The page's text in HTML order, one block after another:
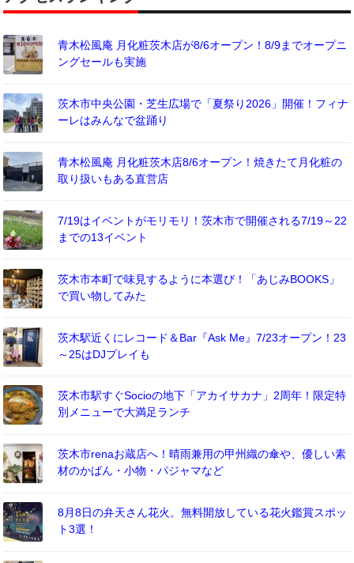
青木松風庵 月化粧茨木店が8/6オープン！8/9までオープニ
ングセールも実施
茨木市中央公園・芝生広場で「夏祭り2026」開催！フィナ
ーレはみんなで盆踊り
青木松風庵 月化粧茨木店8/6オープン！焼きたて月化粧の
取り扱いもある直営店
7/19はイベントがモリモリ！茨木市で開催される7/19～22
までの13イベント
茨木市本町で味見するように本選び！「あじみBOOKS」
で買い物してみた
茨木駅近くにレコード＆Bar『Ask Me』7/23オープン！23
～25はDJプレイも
茨木市駅すぐSocioの地下「アカイサカナ」2周年！限定特
別メニューで大満足ランチ
茨木市renaお蔵店へ！晴雨兼用の甲州織の傘や、優しい素
材のかばん・小物・パジャマなど
8月8日の弁天さん花火。無料開放している花火鑑賞スポッ
ト3選！